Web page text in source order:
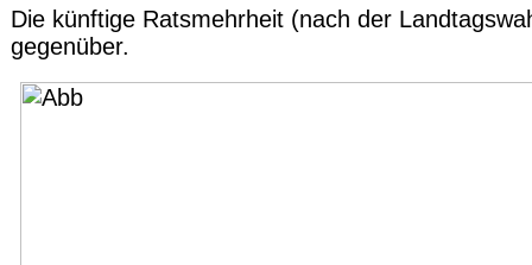
Die künftige Ratsmehrheit (nach der
gegenüber.